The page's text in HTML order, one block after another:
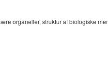
organeller, struktur af biologiske